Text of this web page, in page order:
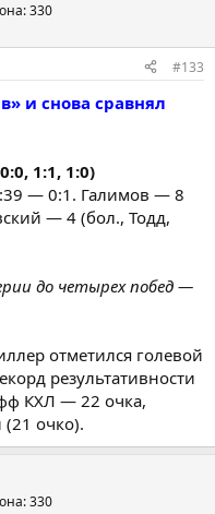
330
#133
и снова сравнял
1:1, 1:0)
— 0:1. Галимов — 8
— 4 (бол., Тодд,
до четырех побед —
отметился голевой
результативности
КХЛ — 22 очка,
очко).
330